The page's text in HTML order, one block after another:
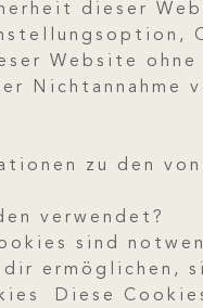
dieser
Website
zu den
verwendet?
sind
ermöglichen,
Diese